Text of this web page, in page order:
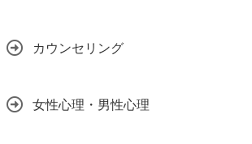
カウンセリング
女性心理・男性心理